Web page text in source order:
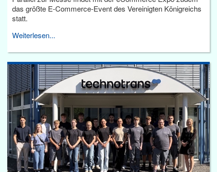
das größte E-Commerce-Event des Vereinigten Königreichs
statt.
Weiterlesen...